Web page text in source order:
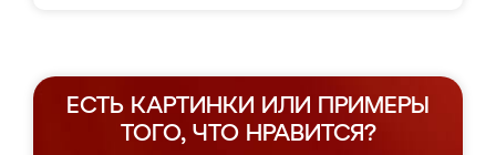
ЕСТЬ КАРТИНКИ ИЛИ ПРИМЕРЫ
ТОГО, ЧТО НРАВИТСЯ?